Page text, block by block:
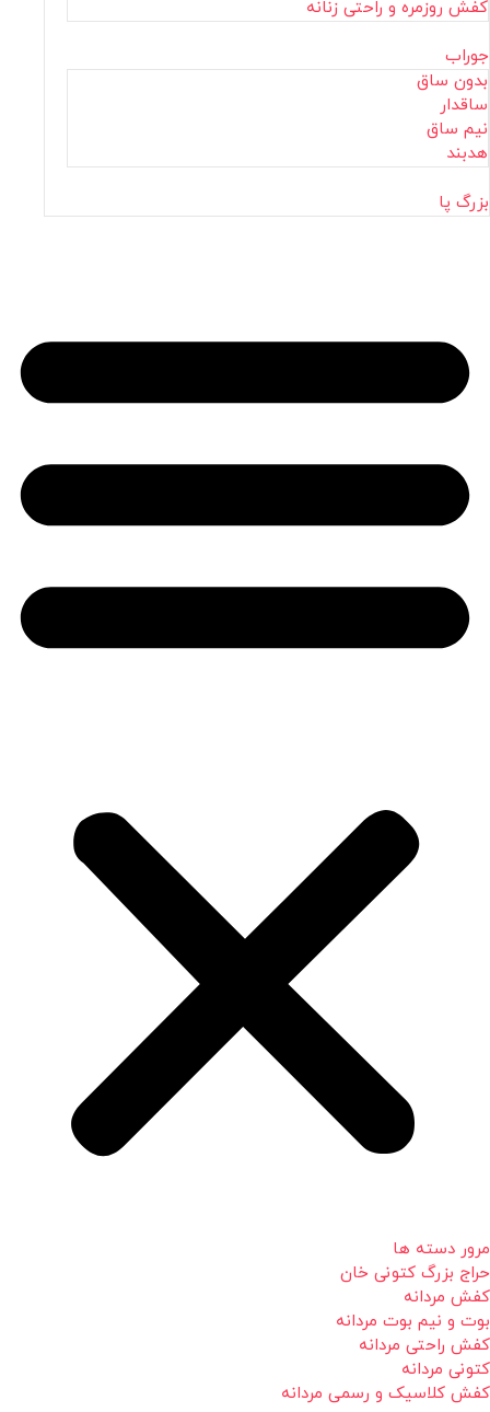
کفش روزمره و راحتی زنانه
جوراب
بدون ساق
ساقدار
نیم ساق
هدبند
بزرگ پا
مرور دسته ها
حراج بزرگ کتونی خان
کفش مردانه
بوت و نیم بوت مردانه
کفش راحتی مردانه
کتونی مردانه
کفش کلاسیک و رسمی مردانه